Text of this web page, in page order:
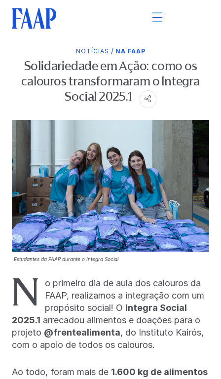
NOTÍCIAS / NA FAAP
Solidariedade em Ação: como os
calouros transformaram o Integra
Social 2025.1
Estudantes da FAAP durante o Integra Social
N
o primeiro dia de aula dos calouros da
FAAP, realizamos a integração com um
propósito social! O Integra Social
2025.1 arrecadou alimentos e doações para o
projeto @frentealimenta, do Instituto Kairós,
com o apoio de todos os calouros.
Ao todo, foram mais de 1.600 kg de alimentos